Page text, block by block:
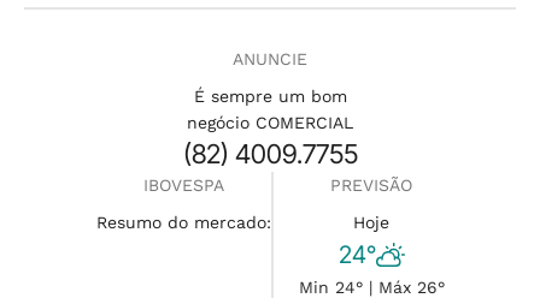
ANUNCIE
É sempre um bom
negócio COMERCIAL
(82) 4009.7755
IBOVESPA
Resumo do mercado:
PREVISÃO
Hoje
24°
Min 24° | Máx 26°